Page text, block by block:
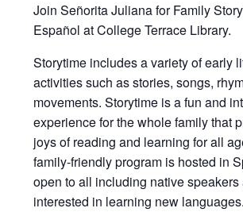
Join Señorita Juliana for Family
Español at College Terrace Library.
Storytime includes a variety of early
activities such as stories, songs,
movements. Storytime is a fun and
experience for the whole family that
joys of reading and learning for all
family-friendly program is hosted in
open to all including native speakers
interested in learning new languages.